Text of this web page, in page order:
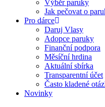
Výběr paruky
Jak pečovat o
Pro dárce
Daruj Vlasy
Adopce paruky
Finanční podpora
Měsíční hrdina
Aktuální sbírka
Transparentní účet
Často kladené
Novinky